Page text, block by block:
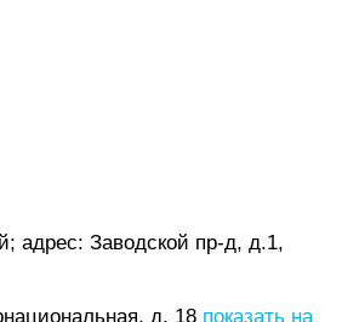
адрес: Заводской пр-д, д.1,
д. 18 показать на